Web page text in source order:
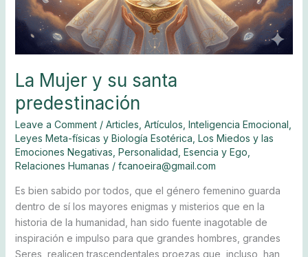
La Mujer y su santa
predestinación
Leave a Comment / Articles, Artículos, Inteligencia Emocional,
Leyes Meta-físicas y Biología Esotérica, Los Miedos y las
Emociones Negativas, Personalidad, Esencia y Ego,
Relaciones Humanas / fcanoeira@gmail.com
Es bien sabido por todos, que el género femenino guarda
dentro de sí los mayores enigmas y misterios que en la
historia de la humanidad, han sido fuente inagotable de
inspiración e impulso para que grandes hombres, grandes
Seres, realicen trascendentales proezas que, incluso, han